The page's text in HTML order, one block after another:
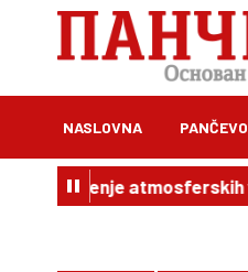
NASLOVNA PANČEVO
atmosferskih voda